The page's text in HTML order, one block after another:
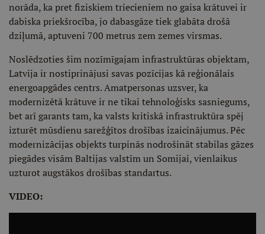
norāda, ka pret fiziskiem triecieniem no gaisa krātuvei ir
dabiska priekšrocība, jo dabasgāze tiek glabāta drošā
dziļumā, aptuveni 700 metrus zem zemes virsmas.
Noslēdzoties šim nozīmīgajam infrastruktūras objektam,
Latvija ir nostiprinājusi savas pozīcijas kā reģionālais
energoapgādes centrs. Amatpersonas uzsver, ka
modernizētā krātuve ir ne tikai tehnoloģisks sasniegums,
bet arī garants tam, ka valsts kritiskā infrastruktūra spēj
izturēt mūsdienu sarežģītos drošības izaicinājumus. Pēc
modernizācijas objekts turpinās nodrošināt stabilas gāzes
piegādes visām Baltijas valstīm un Somijai, vienlaikus
uzturot augstākos drošības standartus.
VIDEO: